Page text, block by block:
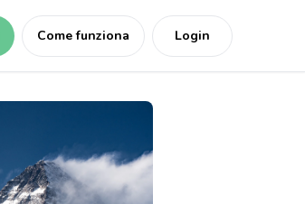
Come funziona Login